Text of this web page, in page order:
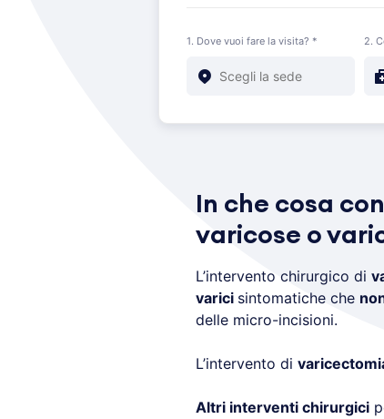
1. Dove vuoi fare la visita? * 2.
In che cosa
varicose o
L’intervento chirurgico di
varici sintomatiche che
delle micro-incisioni.
L’intervento di
Altri interventi chirurgici